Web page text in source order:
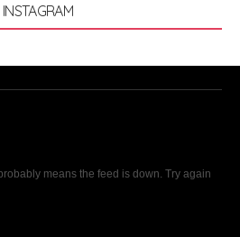
INSTAGRAM
means the feed is down. Try again